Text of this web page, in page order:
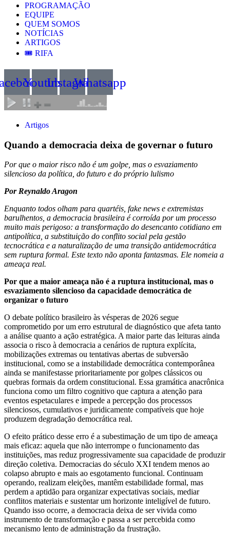
PROGRAMAÇÃO
EQUIPE
QUEM SOMOS
NOTÍCIAS
ARTIGOS
🎟️ RIFA
YoutubeInstagramWhatsapp
Artigos
Quando a democracia deixa de governar o futuro
Por que o maior risco não é um golpe, mas o esvaziamento
silencioso da política, do futuro e do próprio lulismo
Por Reynaldo Aragon
Enquanto todos olham para quartéis, fake news e extremistas
barulhentos, a democracia brasileira é corroída por um processo
muito mais perigoso: a transformação do desencanto cotidiano em
antipolítica, a substituição do conflito social pela gestão
tecnocrática e a naturalização de uma transição antidemocrática
sem ruptura formal. Este texto não aponta fantasmas. Ele nomeia a
ameaça real.
Por que a maior ameaça não é a ruptura institucional, mas o
esvaziamento silencioso da capacidade democrática de
organizar o futuro
O debate político brasileiro às vésperas de 2026 segue
comprometido por um erro estrutural de diagnóstico que afeta tanto
a análise quanto a ação estratégica. A maior parte das leituras ainda
associa o risco à democracia a cenários de ruptura explícita,
mobilizações extremas ou tentativas abertas de subversão
institucional, como se a instabilidade democrática contemporânea
ainda se manifestasse prioritariamente por golpes clássicos ou
quebras formais da ordem constitucional. Essa gramática anacrônica
funciona como um filtro cognitivo que captura a atenção para
eventos espetaculares e impede a percepção dos processos
silenciosos, cumulativos e juridicamente compatíveis que hoje
produzem degradação democrática real.
O efeito prático desse erro é a subestimação de um tipo de ameaça
mais eficaz: aquela que não interrompe o funcionamento das
instituições, mas reduz progressivamente sua capacidade de produzir
direção coletiva. Democracias do século XXI tendem menos ao
colapso abrupto e mais ao esgotamento funcional. Continuam
operando, realizam eleições, mantêm estabilidade formal, mas
perdem a aptidão para organizar expectativas sociais, mediar
conflitos materiais e sustentar um horizonte inteligível de futuro.
Quando isso ocorre, a democracia deixa de ser vivida como
instrumento de transformação e passa a ser percebida como
mecanismo lento de administração da frustração.